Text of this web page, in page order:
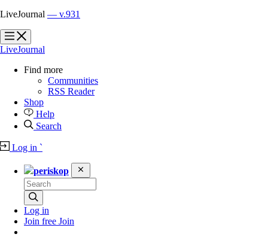
LiveJournal — v.931
?
?
LiveJournal
Find more
Communities
RSS Reader
Shop
Help
Search
Log in `
periskop
Log in
Join free Join